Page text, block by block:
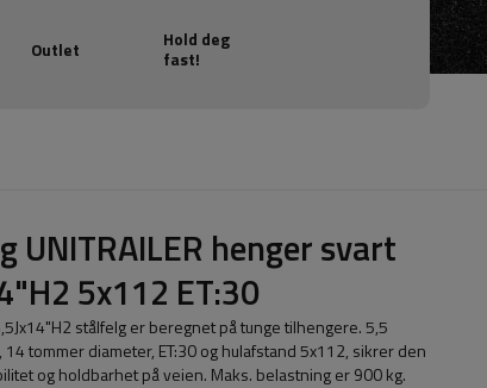
Outlet
Hold deg
fast!
UNITRAILER henger svart
5x112 ET:30
stålfelg er beregnet på tunge tilhengere. 5,5
tommer diameter, ET:30 og hulafstand 5x112, sikrer den
og holdbarhet på veien. Maks. belastning er 900 kg.